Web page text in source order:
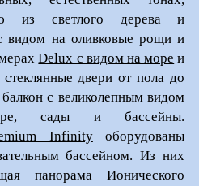
из светлого дерева и
видом на оливковые рощи и
Delux с видом на море и
двери от пола до
с великолепным видом
сады и бассейны.
Infinityоборудованы
бассейном. Из них
панорама Ионического